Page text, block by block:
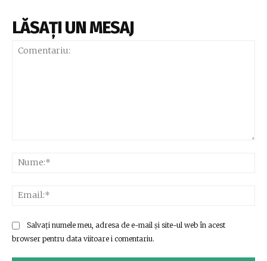
LĂSAȚI UN MESAJ
Salvați numele meu, adresa de e-mail și site-ul web în acest
browser pentru data viitoare i comentariu.